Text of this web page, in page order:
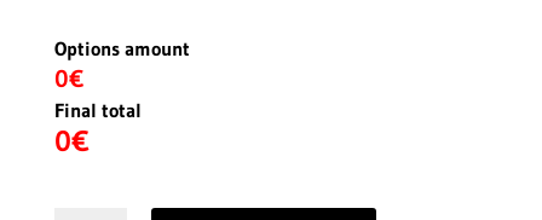
Options amount
0€
Final total
0€